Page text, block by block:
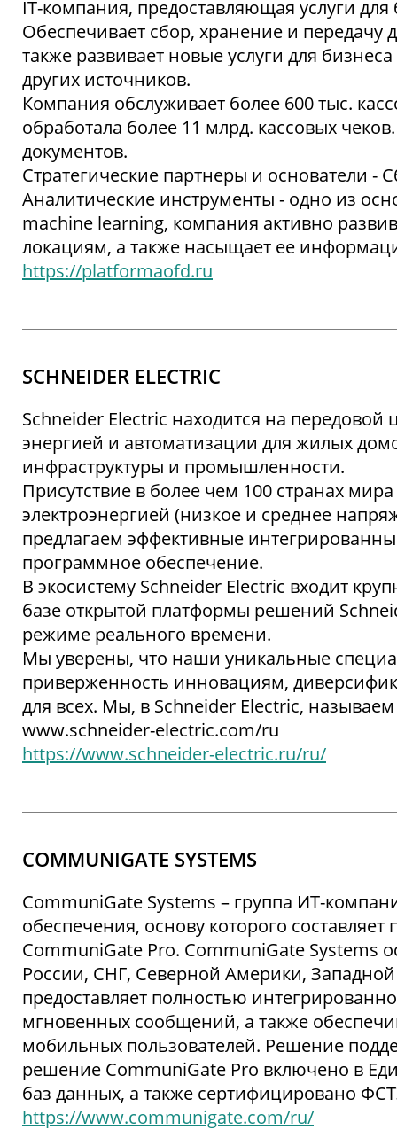
IT-компания, предоставляющая услуги
Обеспечивает сбор, хранение и передачу
также развивает новые услуги для
других источников.
Компания обслуживает более 600 тыс.
обработала более 11 млрд. кассовых
документов.
Стратегические партнеры и основатели
Аналитические инструменты - одно из
machine learning, компания активно
локациям, а также насыщает ее
https://platformaofd.ru
SCHNEIDER ELECTRIC
Schneider Electric находится на
энергией и автоматизации для жилых
инфраструктуры и промышленности.
Присутствие в более чем 100 странах
электроэнергией (низкое и среднее
предлагаем эффективные
программное обеспечение.
В экосистему Schneider Electric входит
базе открытой платформы решений
режиме реального времени.
Мы уверены, что наши уникальные
приверженность инновациям,
для всех. Мы, в Schneider Electric, называем
www.schneider-electric.com/ru
https://www.schneider-electric.ru/ru/
COMMUNIGATE SYSTEMS
CommuniGate Systems – группа ИТ-
обеспечения, основу которого
CommuniGate Pro. CommuniGate Systems
России, СНГ, Северной Америки,
предоставляет полностью
мгновенных сообщений, а также
мобильных пользователей. Решение
решение CommuniGate Pro включено в
баз данных, а также сертифицировано
https://www.communigate.com/ru/